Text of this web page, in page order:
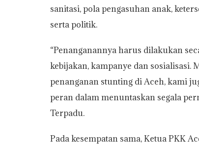
sanitasi, pola pengasuhan anak,
serta politik.
“Penanganannya harus dilakukan
kebijakan, kampanye dan sosialisasi.
penanganan stunting di Aceh, kami
peran dalam menuntaskan segala
Terpadu.
Pada kesempatan sama, Ketua PKK